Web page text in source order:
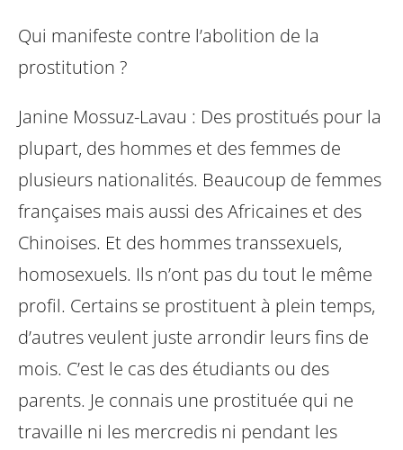
Qui manifeste contre l’abolition de la
prostitution ?
Janine Mossuz-Lavau : Des prostitués pour la
plupart, des hommes et des femmes de
plusieurs nationalités. Beaucoup de femmes
françaises mais aussi des Africaines et des
Chinoises. Et des hommes transsexuels,
homosexuels. Ils n’ont pas du tout le même
profil. Certains se prostituent à plein temps,
d’autres veulent juste arrondir leurs fins de
mois. C’est le cas des étudiants ou des
parents. Je connais une prostituée qui ne
travaille ni les mercredis ni pendant les